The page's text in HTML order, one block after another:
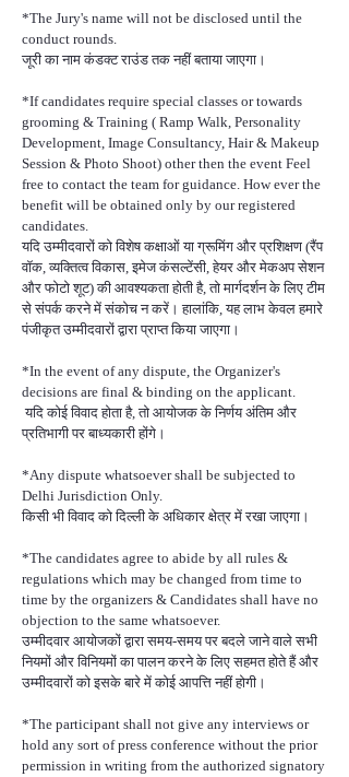
*The Jury's name will not be disclosed until the
conduct rounds.
जूरी का नाम कंडक्ट राउंड तक नहीं बताया जाएगा।
*If candidates require special classes or towards
grooming & Training ( Ramp Walk, Personality
Development, Image Consultancy, Hair & Makeup
Session & Photo Shoot) other then the event Feel
free to contact the team for guidance. How ever the
benefit will be obtained only by our registered
candidates.
यदि उम्मीदवारों को विशेष कक्षाओं या ग्रूमिंग और प्रशिक्षण (रैंप
वॉक, व्यक्तित्व विकास, इमेज कंसल्टेंसी, हेयर और मेकअप सेशन
और फोटो शूट) की आवश्यकता होती है, तो मार्गदर्शन के लिए टीम
से संपर्क करने में संकोच न करें। हालांकि, यह लाभ केवल हमारे
पंजीकृत उम्मीदवारों द्वारा प्राप्त किया जाएगा।
*In the event of any dispute, the Organizer's
decisions are final & binding on the applicant.
यदि कोई विवाद होता है, तो आयोजक के निर्णय अंतिम और
प्रतिभागी पर बाध्यकारी होंगे।
*Any dispute whatsoever shall be subjected to
Delhi Jurisdiction Only.
किसी भी विवाद को दिल्ली के अधिकार क्षेत्र में रखा जाएगा।
*The candidates agree to abide by all rules &
regulations which may be changed from time to
time by the organizers & Candidates shall have no
objection to the same whatsoever.
उम्मीदवार आयोजकों द्वारा समय-समय पर बदले जाने वाले सभी
नियमों और विनियमों का पालन करने के लिए सहमत होते हैं और
उम्मीदवारों को इसके बारे में कोई आपत्ति नहीं होगी।
*The participant shall not give any interviews or
hold any sort of press conference without the prior
permission in writing from the authorized signatory